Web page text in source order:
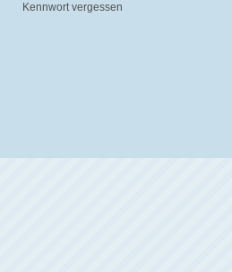
Kennwort vergessen